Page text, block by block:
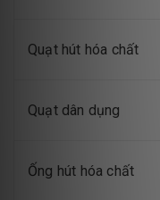
Quạt hút hóa chất
Quạt dân dụng
Ống hút hóa chất